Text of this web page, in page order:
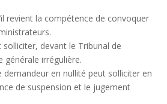
revient la compétence de convoquer
devant le Tribunal de
générale irrégulière.
en nullité peut solliciter en
de suspension et le jugement